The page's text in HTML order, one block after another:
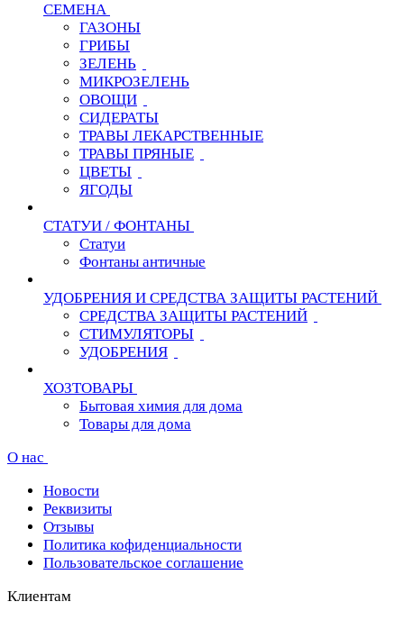
СЕМЕНА
ГАЗОНЫ
ГРИБЫ
ЗЕЛЕНЬ
МИКРОЗЕЛЕНЬ
ОВОЩИ
СИДЕРАТЫ
ТРАВЫ ЛЕКАРСТВЕННЫЕ
ТРАВЫ ПРЯНЫЕ
ЦВЕТЫ
ЯГОДЫ
СТАТУИ / ФОНТАНЫ
Статуи
Фонтаны античные
УДОБРЕНИЯ И СРЕДСТВА ЗАЩИТЫ РАСТЕНИЙ
СРЕДСТВА ЗАЩИТЫ РАСТЕНИЙ
СТИМУЛЯТОРЫ
УДОБРЕНИЯ
ХОЗТОВАРЫ
Бытовая химия для дома
Товары для дома
О нас
Новости
Реквизиты
Отзывы
Политика кофиденциальности
Пользовательское соглашение
Клиентам